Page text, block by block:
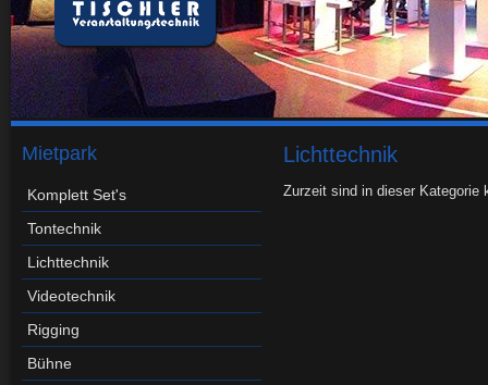
Mietpark
Komplett Set's
Tontechnik
Lichttechnik
Videotechnik
Rigging
Bühne
Lichttechnik
Zurzeit sind in dieser Kategorie